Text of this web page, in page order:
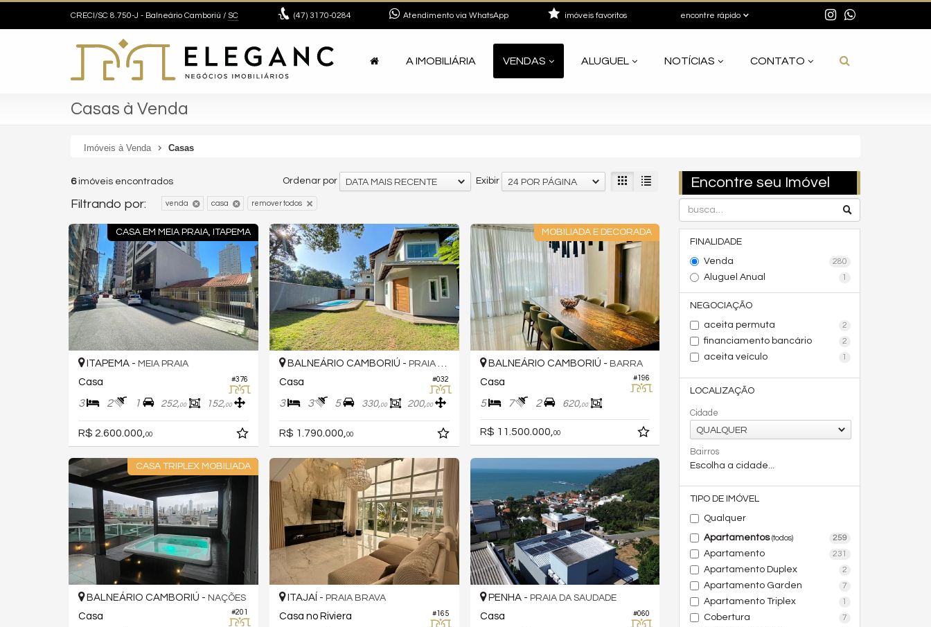
CRECI/SC 8.750-J - Balneário Camboriú / SC (47) 3170-0284 Atendimento via WhatsApp encontre rápido
imóveis favoritos
A IMOBILIÁRIA VENDAS ALUGUEL NOTÍCIAS CONTATO
Casas à Venda
Imóveis à Venda Casas
Encontre seu Imóvel
FINALIDADE
Venda
280
Aluguel Anual 1
NEGOCIAÇÃO
aceita permuta
2
financiamento bancário 2
aceita veículo 1
LOCALIZAÇÃO
Cidade
QUALQUER
Bairros
Escolha a cidade...
TIPO DE IMÓVEL
Qualquer
Apartamentos(todos) 259
Apartamento 231
Apartamento Duplex 2
Apartamento Garden 7
Apartamento Triplex 1
Cobertura 7
6imóveis encontrados Exibir 24 POR PÁGINA
Ordenar por DATA MAIS RECENTE
Filtrando por: venda casa remover todos
CASA EM MEIA PRAIA, ITAPEMA
#376
ITAPEMA - MEIA PRAIA
Casa
3 2 1 252,00 152,00
R$ 2.600.000, 00
#032
BALNEÁRIO CAMBORIÚ - PRAIA DO ESTALEIRO
Casa
3 3 5 330,00 200,00
R$ 1.790.000, 00
MOBILIADA E DECORADA
#196
BALNEÁRIO CAMBORIÚ - BARRA
Casa
5 7 2 620,00
R$ 11.500.000, 00
CASA TRIPLEX MOBILIADA
#201
BALNEÁRIO CAMBORIÚ - NAÇÕES
Casa #165
ITAJAÍ - PRAIA BRAVA
Casa no Riviera #060
PENHA - PRAIA DA SAUDADE
Casa